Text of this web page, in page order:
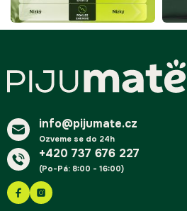
p
info@pijumate.cz
Ozveme se do 24h
+420 737 676 227
(Po-Pá: 8:00 - 16:00)